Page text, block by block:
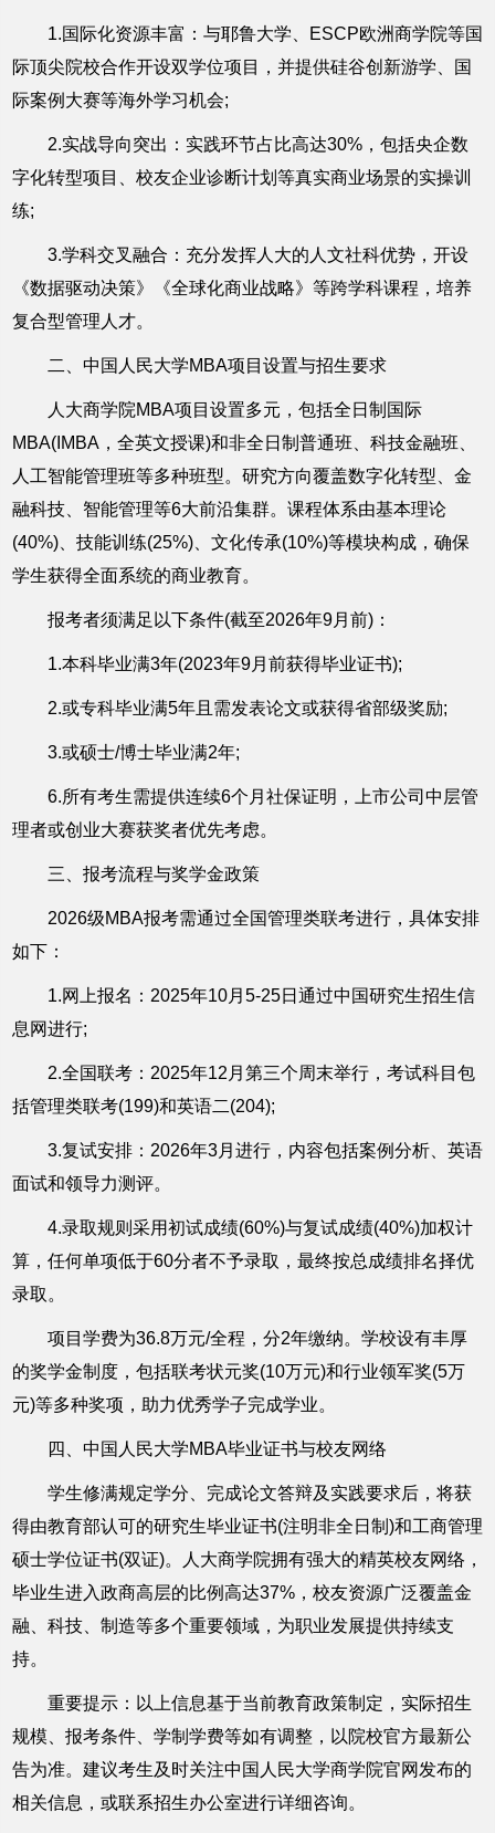
1.国际化资源丰富：与耶鲁大学、ESCP欧洲商学院等国
际顶尖院校合作开设双学位项目，并提供硅谷创新游学、国
际案例大赛等海外学习机会;
2.实战导向突出：实践环节占比高达30%，包括央企数
字化转型项目、校友企业诊断计划等真实商业场景的实操训
练;
3.学科交叉融合：充分发挥人大的人文社科优势，开设
《数据驱动决策》《全球化商业战略》等跨学科课程，培养
复合型管理人才。
二、中国人民大学MBA项目设置与招生要求
人大商学院MBA项目设置多元，包括全日制国际
MBA(IMBA，全英文授课)和非全日制普通班、科技金融班、
人工智能管理班等多种班型。研究方向覆盖数字化转型、金
融科技、智能管理等6大前沿集群。课程体系由基本理论
(40%)、技能训练(25%)、文化传承(10%)等模块构成，确保
学生获得全面系统的商业教育。
报考者须满足以下条件(截至2026年9月前)：
1.本科毕业满3年(2023年9月前获得毕业证书);
2.或专科毕业满5年且需发表论文或获得省部级奖励;
3.或硕士/博士毕业满2年;
6.所有考生需提供连续6个月社保证明，上市公司中层管
理者或创业大赛获奖者优先考虑。
三、报考流程与奖学金政策
2026级MBA报考需通过全国管理类联考进行，具体安排
如下：
1.网上报名：2025年10月5-25日通过中国研究生招生信
息网进行;
2.全国联考：2025年12月第三个周末举行，考试科目包
括管理类联考(199)和英语二(204);
3.复试安排：2026年3月进行，内容包括案例分析、英语
面试和领导力测评。
4.录取规则采用初试成绩(60%)与复试成绩(40%)加权计
算，任何单项低于60分者不予录取，最终按总成绩排名择优
录取。
项目学费为36.8万元/全程，分2年缴纳。学校设有丰厚
的奖学金制度，包括联考状元奖(10万元)和行业领军奖(5万
元)等多种奖项，助力优秀学子完成学业。
四、中国人民大学MBA毕业证书与校友网络
学生修满规定学分、完成论文答辩及实践要求后，将获
得由教育部认可的研究生毕业证书(注明非全日制)和工商管理
硕士学位证书(双证)。人大商学院拥有强大的精英校友网络，
毕业生进入政商高层的比例高达37%，校友资源广泛覆盖金
融、科技、制造等多个重要领域，为职业发展提供持续支
持。
重要提示：以上信息基于当前教育政策制定，实际招生
规模、报考条件、学制学费等如有调整，以院校官方最新公
告为准。建议考生及时关注中国人民大学商学院官网发布的
相关信息，或联系招生办公室进行详细咨询。